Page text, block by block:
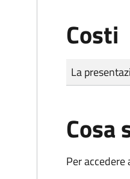
Costi
Tipo di
Importo
La
Cosa
Per